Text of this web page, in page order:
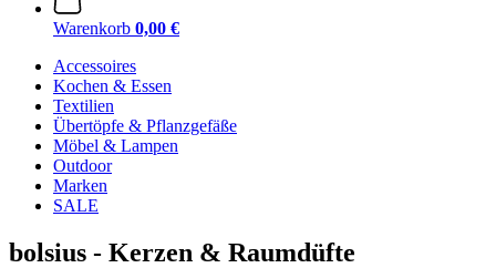
Warenkorb 0,00 €
Accessoires
Kochen & Essen
Textilien
Übertöpfe & Pflanzgefäße
Möbel & Lampen
Outdoor
Marken
SALE
bolsius - Kerzen & Raumdüfte